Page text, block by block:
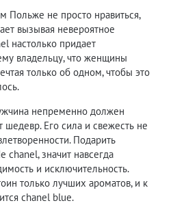
не просто нравиться,
вызывая невероятное
настолько придает
владельцу, что женщины
только об одном, чтобы это
непременно должен
шедевр. Его сила и свежесть не
Подарить
значит навсегда
и исключительность.
только лучших ароматов, и к
chanel blue.